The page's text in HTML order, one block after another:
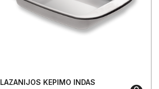
LAZANIJOS KEPIMO INDAS